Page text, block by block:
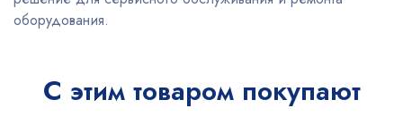
оборудования.
С этим товаром покупают